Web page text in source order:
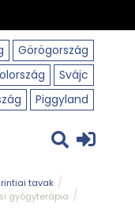
Görögország
Svájc
Piggyland
tavak
gyógyterápia